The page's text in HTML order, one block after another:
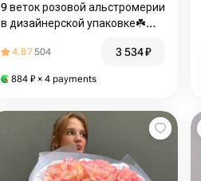
9 веток розовой альстромерии
в дизайнерской упаковке☘️
4.87504 3 534₽
884 ₽ × 4 payments